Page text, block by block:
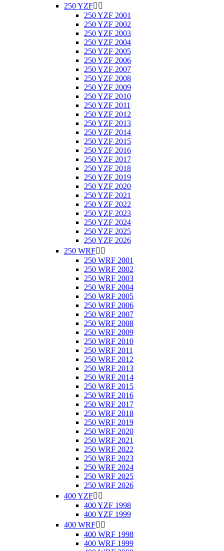
250 YZF 
250 YZF 2001
250 YZF 2002
250 YZF 2003
250 YZF 2004
250 YZF 2005
250 YZF 2006
250 YZF 2007
250 YZF 2008
250 YZF 2009
250 YZF 2010
250 YZF 2011
250 YZF 2012
250 YZF 2013
250 YZF 2014
250 YZF 2015
250 YZF 2016
250 YZF 2017
250 YZF 2018
250 YZF 2019
250 YZF 2020
250 YZF 2021
250 YZF 2022
250 YZF 2023
250 YZF 2024
250 YZF 2025
250 YZF 2026
250 WRF 
250 WRF 2001
250 WRF 2002
250 WRF 2003
250 WRF 2004
250 WRF 2005
250 WRF 2006
250 WRF 2007
250 WRF 2008
250 WRF 2009
250 WRF 2010
250 WRF 2011
250 WRF 2012
250 WRF 2013
250 WRF 2014
250 WRF 2015
250 WRF 2016
250 WRF 2017
250 WRF 2018
250 WRF 2019
250 WRF 2020
250 WRF 2021
250 WRF 2022
250 WRF 2023
250 WRF 2024
250 WRF 2025
250 WRF 2026
400 YZF 
400 YZF 1998
400 YZF 1999
400 WRF 
400 WRF 1998
400 WRF 1999